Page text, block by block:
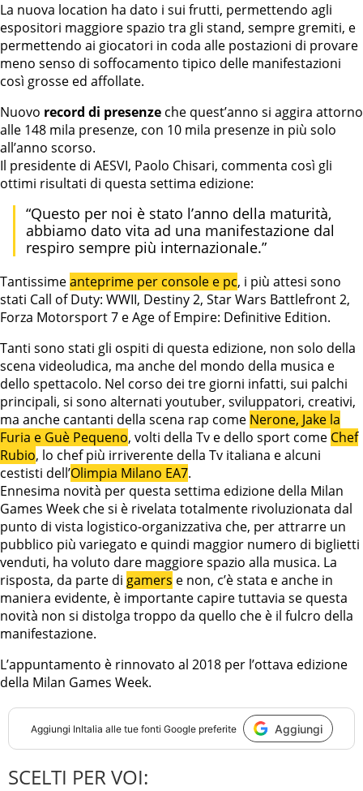
La nuova location ha dato i sui frutti, permettendo agli
espositori maggiore spazio tra gli stand, sempre gremiti, e
permettendo ai giocatori in coda alle postazioni di provare
meno senso di soffocamento tipico delle manifestazioni
così grosse ed affollate.
Nuovo record di presenze che quest’anno si aggira attorno
alle 148 mila presenze, con 10 mila presenze in più solo
all’anno scorso.
Il presidente di AESVI, Paolo Chisari, commenta così gli
ottimi risultati di questa settima edizione:
“Questo per noi è stato l’anno della maturità,
abbiamo dato vita ad una manifestazione dal
respiro sempre più internazionale.”
Tantissimeanteprime per console e pc, i più attesi sono
stati Call of Duty: WWII, Destiny 2, Star Wars Battlefront 2,
Forza Motorsport 7 e Age of Empire: Definitive Edition.
Tanti sono stati gli ospiti di questa edizione, non solo della
scena videoludica, ma anche del mondo della musica e
dello spettacolo. Nel corso dei tre giorni infatti, sui palchi
principali, si sono alternati youtuber, sviluppatori, creativi,
ma anche cantanti della scena rap come Nerone, Jake la
Furia e Guè Pequeno, volti della Tv e dello sport come Chef
Rubio, lo chef più irriverente della Tv italiana e alcuni
cestisti dell’Olimpia Milano EA7.
Ennesima novità per questa settima edizione della Milan
Games Week che si è rivelata totalmente rivoluzionata dal
punto di vista logistico-organizzativa che, per attrarre un
pubblico più variegato e quindi maggior numero di biglietti
venduti, ha voluto dare maggiore spazio alla musica. La
risposta, da parte di gamers e non, c’è stata e anche in
maniera evidente, è importante capire tuttavia se questa
novità non si distolga troppo da quello che è il fulcro della
manifestazione.
L’appuntamento è rinnovato al 2018 per l’ottava edizione
della Milan Games Week.
Aggiungi InItalia alle tue fonti Google preferite Aggiungi
SCELTI PER VOI: